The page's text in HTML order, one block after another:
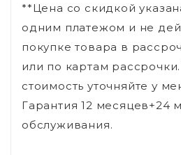
**Цена со скидкой
одним платежом и не
покупке товара в
или по картам
стоимость уточняйте у
Гарантия 12 месяцев+24
обслуживания.